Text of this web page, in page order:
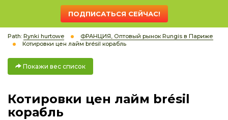
ПОДПИСАТЬСЯ СЕЙЧАС!
Path: Rynki hurtowe
ФРАНЦИЯ, Оптовый рынок Rungis в Париже
Котировки цен лайм brésil корабль
Покажи вес список
Котировки цен лайм brésil
корабль